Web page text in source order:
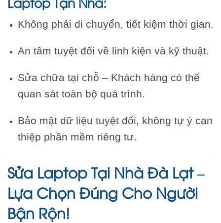
Không phải di chuyển, tiết kiệm thời gian.
An tâm tuyệt đối về linh kiện và kỹ thuật.
Sửa chữa tại chỗ – Khách hàng có thể
quan sát toàn bộ quá trình.
Bảo mật dữ liệu tuyệt đối, không tự ý can
thiệp phần mềm riêng tư.
Sửa Laptop Tại Nhà Đà Lạt –
Lựa Chọn Đúng Cho Người
Bận Rộn!